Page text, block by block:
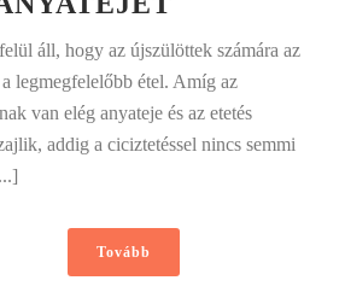
áll, hogy az újszülöttek számára az
legmegfelelőbb étel. Amíg az
van elég anyateje és az etetés
addig a ciciztetéssel nincs semmi
Tovább